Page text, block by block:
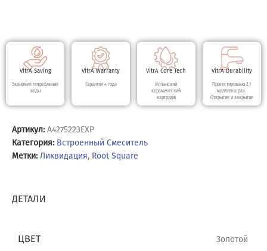
VitrA Saving
Экономия потребления
воды
VitrA Warranty
Гарантия 4 года
VitrA Core Tech
Испанский
керамический
картридж
VitrA Durability
Протестировано 2,1
миллиона раз.
Открытие и закрытие
Артикул: A4275223EXP
Категория: Встроенный Смеситель
Метки: Ликвидация, Root Square
ДЕТАЛИ
ЦВЕТ Золотой